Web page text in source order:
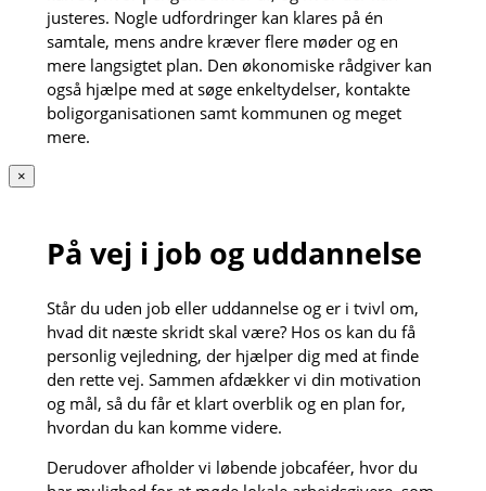
justeres. Nogle udfordringer kan klares på én
samtale, mens andre kræver flere møder og en
mere langsigtet plan. Den økonomiske rådgiver kan
også hjælpe med at søge enkeltydelser, kontakte
boligorganisationen samt kommunen og meget
mere.
×
På vej i job og uddannelse
Står du uden job eller uddannelse og er i tvivl om,
hvad dit næste skridt skal være? Hos os kan du få
personlig vejledning, der hjælper dig med at finde
den rette vej. Sammen afdækker vi din motivation
og mål, så du får et klart overblik og en plan for,
hvordan du kan komme videre.
Derudover afholder vi løbende jobcaféer, hvor du